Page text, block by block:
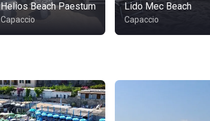
Helios Beach Paestum
Capaccio
Lido Mec Beach
Capaccio